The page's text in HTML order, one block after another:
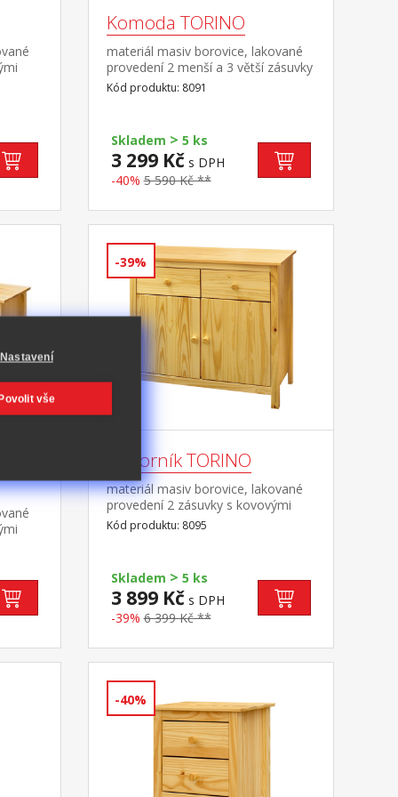
Komoda TORINO
materiál masiv borovice, lakované
provedení 2 menší a 3 větší zásuvky
s kovovými pojezdy
Kód produktu: 8091
Skladem > 5 ks
3 299 Kč s DPH
-40% 5 590 Kč **
-39%
Příborník TORINO
materiál masiv borovice, lakované
provedení 2 zásuvky s kovovými
pojezdy, 2 plné dveře, 1
police vhodný doplněk nástavec
Kód produktu: 8095
Skladem > 5 ks
3 899 Kč s DPH
-39% 6 399 Kč **
-40%
Nastavení
vše